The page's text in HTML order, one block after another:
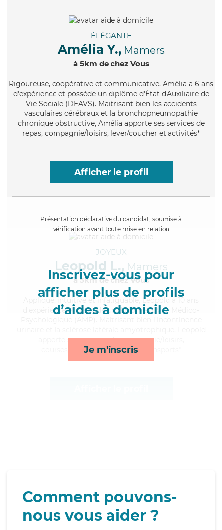
ÉLÉGANTE
Amélia Y., Mamers
à 5km de chez Vous
Rigoureuse, coopérative et communicative, Amélia a 6 ans
d'expérience et possède un diplôme d'État d'Auxiliaire de
Vie Sociale (DEAVS). Maitrisant bien les accidents
vasculaires cérébraux et la bronchopneumopathie
chronique obstructive, Amélia apporte ses services de
repas, compagnie/loisirs, lever/coucher et activités*
Afficher le profil
Présentation déclarative du candidat, soumise à
vérification avant toute mise en relation
Inscrivez-vous pour
afficher plus de profils
d’aides à domicile
Je m'inscris
JOYEUX
Leopold L., Mamers
à 5km de chez Vous
, intuitive et infatiguable, Leopold a 10 ans
d'expérience et possède un diplôme d'Aide Médico-
apporte ses services de compagnie/loisirs,
courses/livraison, ménage et transports*
Comment pouvons-
nous vous aider ?